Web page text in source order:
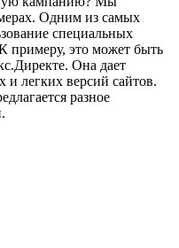
Одним из самых
специальных
примеру, это может быть
Она дает
и легких версий сайтов.
разное